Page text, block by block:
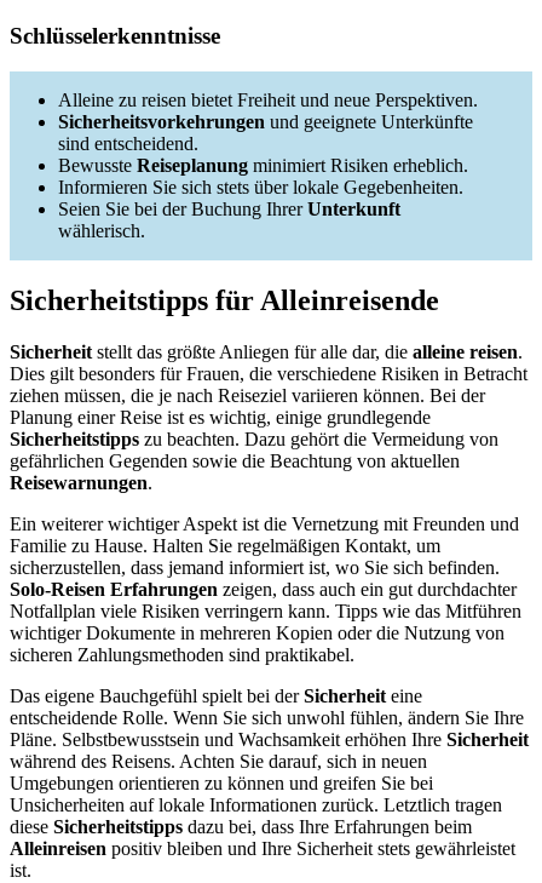
Schlüsselerkenntnisse
Alleine zu reisen bietet Freiheit und neue Perspektiven.
Sicherheitsvorkehrungen und geeignete Unterkünfte
sind entscheidend.
Bewusste Reiseplanung minimiert Risiken erheblich.
Informieren Sie sich stets über lokale Gegebenheiten.
Seien Sie bei der Buchung IhrerUnterkunft
wählerisch.
Sicherheitstipps für Alleinreisende
Sicherheit stellt das größte Anliegen für alle dar, die alleine reisen.
Dies gilt besonders für Frauen, die verschiedene Risiken in Betracht
ziehen müssen, die je nach Reiseziel variieren können. Bei der
Planung einer Reise ist es wichtig, einige grundlegende
Sicherheitstipps zu beachten. Dazu gehört die Vermeidung von
gefährlichen Gegenden sowie die Beachtung von aktuellen
Reisewarnungen.
Ein weiterer wichtiger Aspekt ist die Vernetzung mit Freunden und
Familie zu Hause. Halten Sie regelmäßigen Kontakt, um
sicherzustellen, dass jemand informiert ist, wo Sie sich befinden.
Solo-Reisen Erfahrungen zeigen, dass auch ein gut durchdachter
Notfallplan viele Risiken verringern kann. Tipps wie das Mitführen
wichtiger Dokumente in mehreren Kopien oder die Nutzung von
sicheren Zahlungsmethoden sind praktikabel.
Das eigene Bauchgefühl spielt bei derSicherheit eine
entscheidende Rolle. Wenn Sie sich unwohl fühlen, ändern Sie Ihre
Pläne. Selbstbewusstsein und Wachsamkeit erhöhen Ihre Sicherheit
während des Reisens. Achten Sie darauf, sich in neuen
Umgebungen orientieren zu können und greifen Sie bei
Unsicherheiten auf lokale Informationen zurück. Letztlich tragen
diese Sicherheitstipps dazu bei, dass Ihre Erfahrungen beim
Alleinreisen positiv bleiben und Ihre Sicherheit stets gewährleistet
ist.